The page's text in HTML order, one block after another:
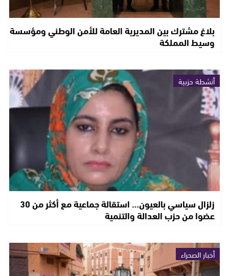
بلاغ مشترك بين المديرية العامة للأمن الوطني ومؤسسة
وسيط المملكة
أنشطة حزبية
زلزال سياسي بالعيون… استقالة جماعية مع أكثر من 30
عضوا من حزب العدالة والتنمية
أخبار الصحراء